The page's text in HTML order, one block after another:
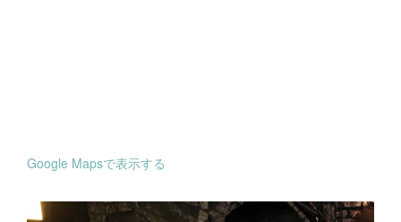
Google Mapsで表示する